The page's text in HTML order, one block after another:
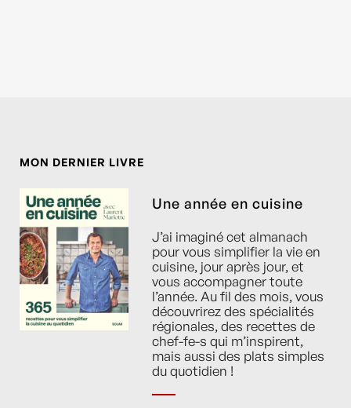
MON DERNIER LIVRE
Une année en cuisine
J’ai imaginé cet almanach
pour vous simplifier la vie en
cuisine, jour après jour, et
vous accompagner toute
l’année. Au fil des mois, vous
découvrirez des spécialités
régionales, des recettes de
chef-fe-s qui m’inspirent,
mais aussi des plats simples
du quotidien !